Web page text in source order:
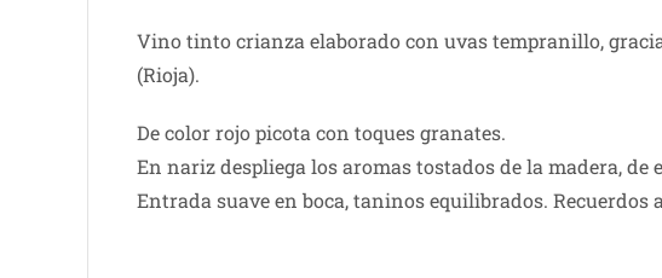
Vino tinto crianza elaborado con uvas tempranillo,
(Rioja).
De color rojo picota con toques granates.
En nariz despliega los aromas tostados de la madera,
Entrada suave en boca, taninos equilibrados. Recuerdos